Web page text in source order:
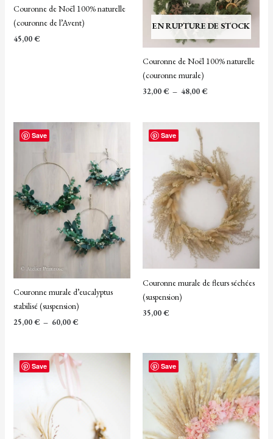
Couronne de Noël 100% naturelle
(couronne de l’Avent)
45,00€
EN RUPTURE DE STOCK
Couronne de Noël 100% naturelle
(couronne murale)
32,00€ – 48,00€
Save
Couronne murale d’eucalyptus
stabilisé (suspension)
25,00€ – 60,00€
25,00 €
60,00 €
Save
Couronne murale de fleurs séchées
(suspension)
35,00€
Save Save